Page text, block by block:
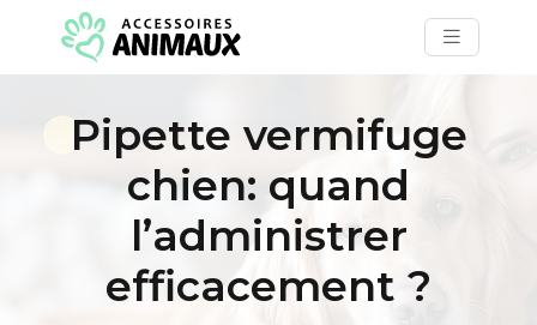
Pipette vermifuge
chien: quand
l’administrer
efficacement ?